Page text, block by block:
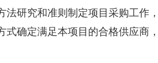
法研究和准则制定项目采购工作
式确定满足本项目的合格供应商